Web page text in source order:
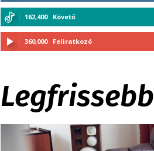
162,400 Követő
360,000 Feliratkozó
Legfrissebb